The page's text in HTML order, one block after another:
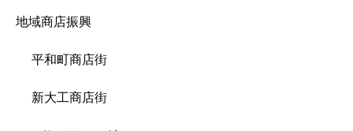
地域商店振興
平和町商店街
新大工商店街